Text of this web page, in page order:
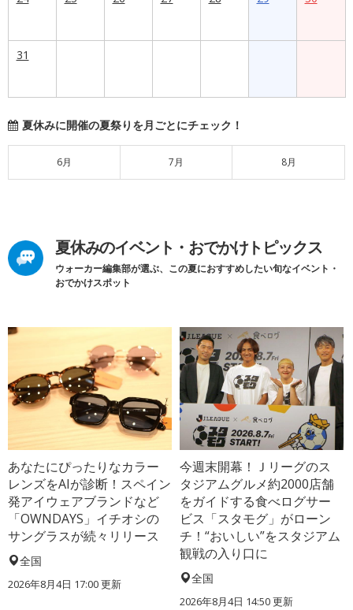
31
夏休みに開催の夏祭りを月ごとにチェック！
6月 7月 8月
夏休みのイベント・おでかけトピックス
ウォーカー編集部が選ぶ、この夏におすすめしたい旬なイベント・
おでかけスポット
あなたにぴったりなカラー
レンズをAIが診断！スペイン
発アイウェアブランドなど
「OWNDAYS」イチオシの
サングラスが続々リリース
全国
2026年8月4日 17:00更新
今週末開幕！Ｊリーグのス
タジアムグルメ約2000店舗
をガイドする食べログサー
ビス「スタモグ」がローン
チ！“おいしい”をスタジアム
観戦の入り口に
全国
2026年8月4日 14:50更新